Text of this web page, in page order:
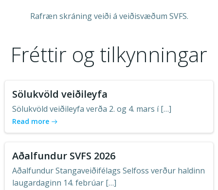
Rafræn skráning veiði á veiðisvæðum SVFS.
Fréttir og tilkynningar
Sölukvöld veiðileyfa
Sölukvöld veiðileyfa verða 2. og 4. mars í […]
Read more
Aðalfundur SVFS 2026
Aðalfundur Stangaveiðifélags Selfoss verður haldinn
laugardaginn 14. febrúar […]